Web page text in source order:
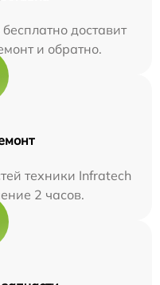
доставит
и обратно.
техники Infratech
2 часов.